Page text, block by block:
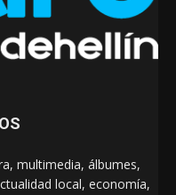
multimedia, álbumes,
local, economía,